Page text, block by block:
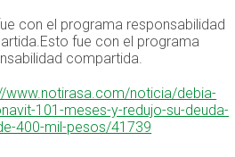
con el programa responsabilidad
fue con el programa
compartida.
www.notirasa.com/noticia/debia-
101-meses-y-redujo-su-deuda-
400-mil-pesos/41739